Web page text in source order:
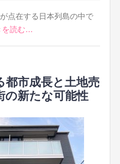
点在する日本列島の中で
を読む…
都市成長と土地売
の新たな可能性